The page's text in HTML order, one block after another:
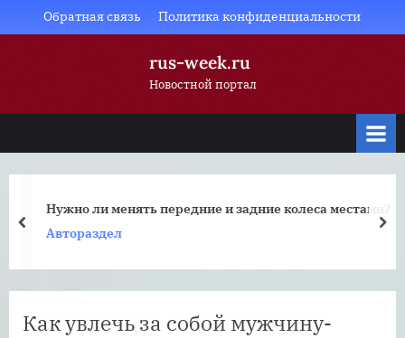
to
Обратная связь Политика конфиденциальности
rus-week.ru
Новостной портал
Нужно ли менять передние и задние колеса местами?
Автораздел
prev
Как увлечь за собой мужчину-